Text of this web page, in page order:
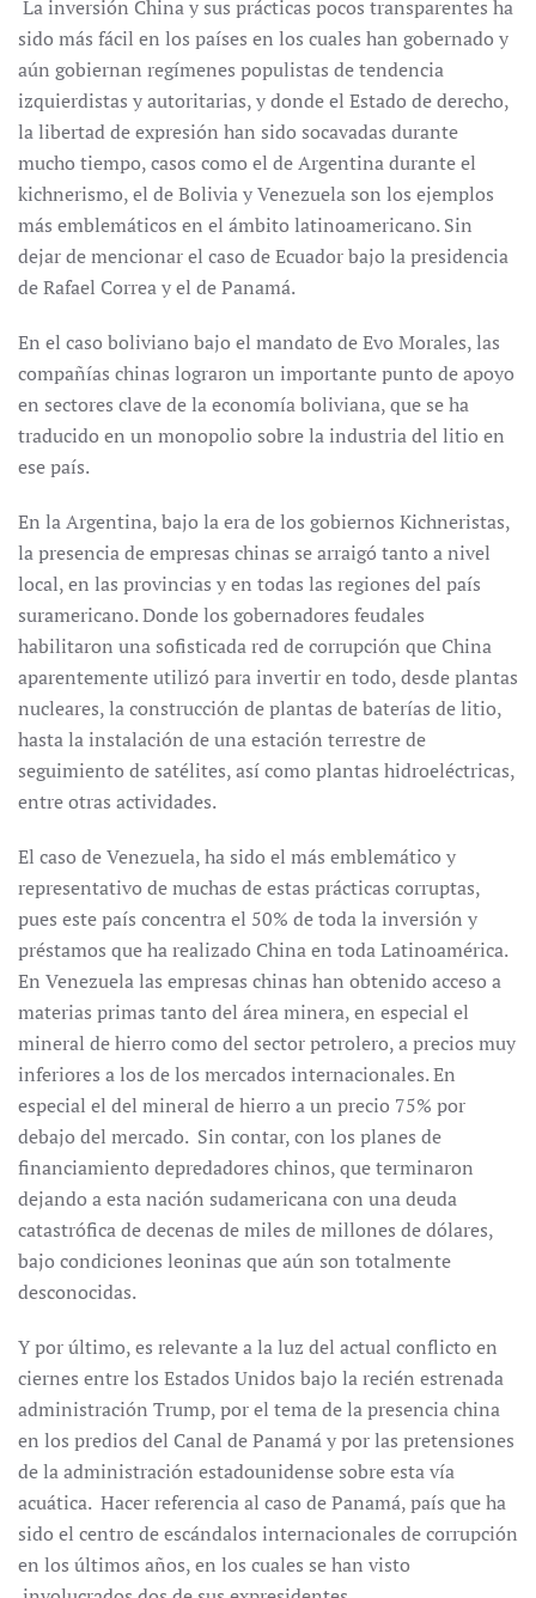
La inversión China y sus prácticas pocos transparentes ha
sido más fácil en los países en los cuales han gobernado y
aún gobiernan regímenes populistas de tendencia
izquierdistas y autoritarias, y donde el Estado de derecho,
la libertad de expresión han sido socavadas durante
mucho tiempo, casos como el de Argentina durante el
kichnerismo, el de Bolivia y Venezuela son los ejemplos
más emblemáticos en el ámbito latinoamericano. Sin
dejar de mencionar el caso de Ecuador bajo la presidencia
de Rafael Correa y el de Panamá.
En el caso boliviano bajo el mandato de Evo Morales, las
compañías chinas lograron un importante punto de apoyo
en sectores clave de la economía boliviana, que se ha
traducido en un monopolio sobre la industria del litio en
ese país.
En la Argentina, bajo la era de los gobiernos Kichneristas,
la presencia de empresas chinas se arraigó tanto a nivel
local, en las provincias y en todas las regiones del país
suramericano. Donde los gobernadores feudales
habilitaron una sofisticada red de corrupción que China
aparentemente utilizó para invertir en todo, desde plantas
nucleares, la construcción de plantas de baterías de litio,
hasta la instalación de una estación terrestre de
seguimiento de satélites, así como plantas hidroeléctricas,
entre otras actividades.
El caso de Venezuela, ha sido el más emblemático y
representativo de muchas de estas prácticas corruptas,
pues este país concentra el 50% de toda la inversión y
préstamos que ha realizado China en toda Latinoamérica.
En Venezuela las empresas chinas han obtenido acceso a
materias primas tanto del área minera, en especial el
mineral de hierro como del sector petrolero, a precios muy
inferiores a los de los mercados internacionales. En
especial el del mineral de hierro a un precio 75% por
debajo del mercado. Sin contar, con los planes de
financiamiento depredadores chinos, que terminaron
dejando a esta nación sudamericana con una deuda
catastrófica de decenas de miles de millones de dólares,
bajo condiciones leoninas que aún son totalmente
desconocidas.
Y por último, es relevante a la luz del actual conflicto en
ciernes entre los Estados Unidos bajo la recién estrenada
administración Trump, por el tema de la presencia china
en los predios del Canal de Panamá y por las pretensiones
de la administración estadounidense sobre esta vía
acuática. Hacer referencia al caso de Panamá, país que ha
sido el centro de escándalos internacionales de corrupción
en los últimos años, en los cuales se han visto